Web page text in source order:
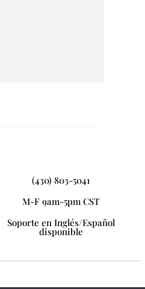
(430) 803-5041
M-F 9am-5pm CST
Soporte en Inglés/Español
disponible